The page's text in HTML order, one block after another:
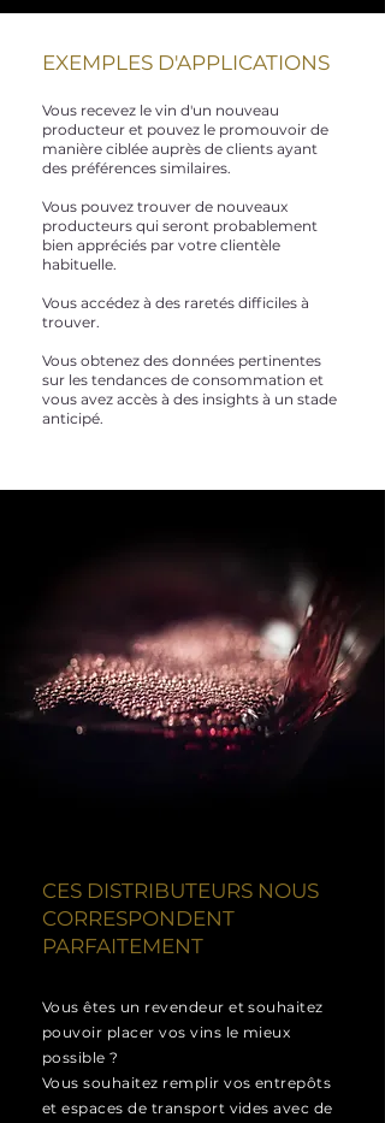
EXEMPLES D'APPLICATIONS
Vous recevez le vin d'un nouveau
producteur et pouvez le promouvoir de
manière ciblée auprès de clients ayant
des préférences similaires.
Vous pouvez trouver de nouveaux
producteurs qui seront probablement
bien appréciés par votre clientèle
habituelle.
Vous accédez à des raretés difficiles à
trouver.
Vous obtenez des données pertinentes
sur les tendances de consommation et
vous avez accès à des insights à un stade
anticipé.
CES DISTRIBUTEURS NOUS
CORRESPONDENT
PARFAITEMENT
Vous êtes un revendeur et souhaitez
pouvoir placer vos vins le mieux
possible ?
Vous souhaitez remplir vos entrepôts
et espaces de transport vides avec de